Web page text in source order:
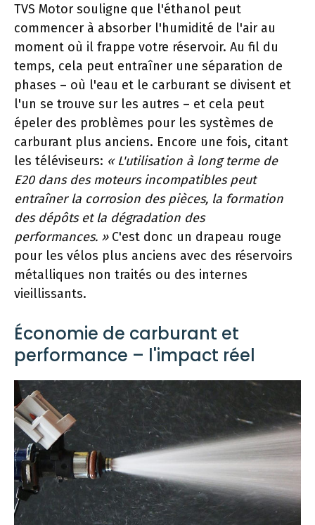
TVS Motor souligne que l'éthanol peut
commencer à absorber l'humidité de l'air au
moment où il frappe votre réservoir. Au fil du
temps, cela peut entraîner une séparation de
phases – où l'eau et le carburant se divisent et
l'un se trouve sur les autres – et cela peut
épeler des problèmes pour les systèmes de
carburant plus anciens. Encore une fois, citant
les téléviseurs: « L'utilisation à long terme de
E20 dans des moteurs incompatibles peut
entraîner la corrosion des pièces, la formation
des dépôts et la dégradation des
performances. »C'est donc un drapeau rouge
pour les vélos plus anciens avec des réservoirs
métalliques non traités ou des internes
vieillissants.
Économie de carburant et
performance – l'impact réel